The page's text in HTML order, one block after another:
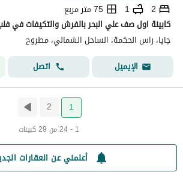
2
1
75 متر مربع
جايا، راس الحكمة، الساحل الشمالي، مطروح
الإيميل
اتصل
1
2
1 - 24 من 29 كبينات
أعلمني عن العقارات